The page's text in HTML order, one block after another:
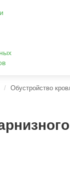
Обустройство